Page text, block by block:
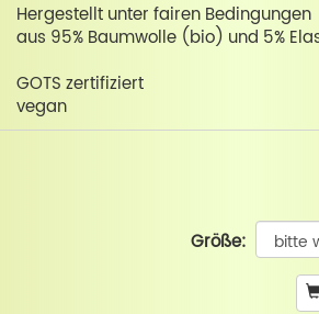
Hergestellt unter fairen Bedingungen
aus 95% Baumwolle (bio) und 5%
GOTS zertifiziert
vegan
Größe: